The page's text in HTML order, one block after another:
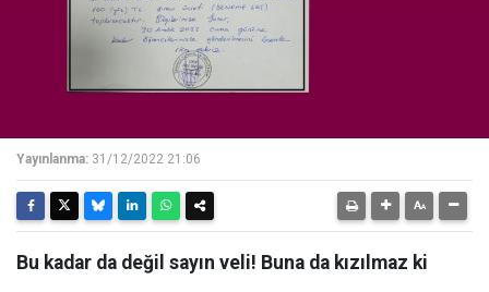
Yayınlanma: 31/12/2022 21:06
Bu kadar da değil sayın veli! Buna da kızılmaz ki